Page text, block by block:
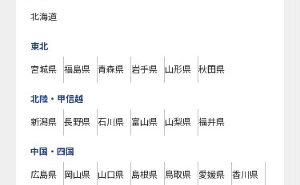
北海道
東北
宮城県 福島県 青森県 岩手県 山形県 秋田県
北陸・甲信越
新潟県 長野県 石川県 富山県 山梨県 福井県
中国・四国
広島県 岡山県 山口県 島根県 鳥取県 愛媛県 香川県